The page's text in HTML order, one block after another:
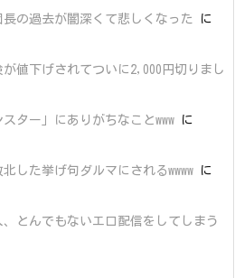
長の過去が闇深くて悲しくなった
に
値下げされてついに2,000円切りまし
ター」にありがちなことwww に
した挙げ句ダルマにされるwwww に
、とんでもないエロ配信をしてしまう